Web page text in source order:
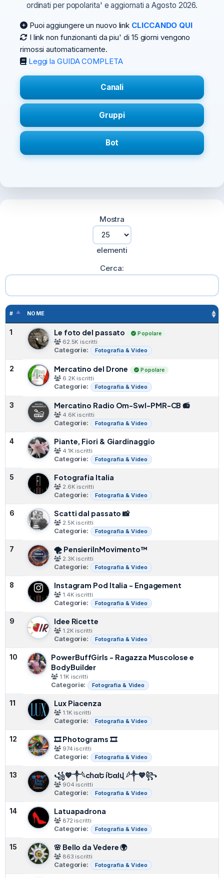
ordinati per popolarita' e aggiornati a Agosto 2026.
Puoi aggiungere un nuovo link CLICCANDO QUI
I link non funzionanti da piu' di 15 giorni vengono
rimossi automaticamente.
Leggi la GUIDA COMPLETA
Canali
Gruppi
Bot
Mostra
elementi
Cerca:
# NOME
1 Le foto del passato Popolare
62.5K iscritti
Categorie: Fotografia & Video
2 Mercatino del Drone Popolare
6.2K iscritti
Categorie: Fotografia & Video
3 Mercatino Radio Om-Swl-PMR-CB 📻
4.6K iscritti
Categorie: Fotografia & Video
4 Piante, Fiori & Giardinaggio
4.1K iscritti
Categorie: Fotografia & Video
5 Fotografia Italia
2.6K iscritti
Categorie: Fotografia & Video
6 Scatti dal passato 📸
2.5K iscritti
Categorie: Fotografia & Video
7 🌪 PensieriInMovimento™️
2.3K iscritti
Categorie: Fotografia & Video
8 Instagram Pod Italia - Engagement
1.4K iscritti
Categorie: Fotografia & Video
9 Idee Ricette
1.2K iscritti
Categorie: Fotografia & Video
10
PowerBuffGirls - Ragazza Muscolose e
BodyBuilder
1.1K iscritti
Categorie: Fotografia & Video
11 Lux Piacenza
1.1K iscritti
Categorie: Fotografia & Video
12 🎞 Photograms 🎞
974 iscritti
Categorie: Fotografia & Video
13 ⁣꧁💙༒𓆩cհαԵ íԵαlվ 𓆪༒💙꧂⁣
904 iscritti
Categorie: Fotografia & Video
14 Latuapadrona
872 iscritti
Categorie: Fotografia & Video
15 🌸 Bello da Vedere 🌍
863 iscritti
Categorie: Fotografia & Video